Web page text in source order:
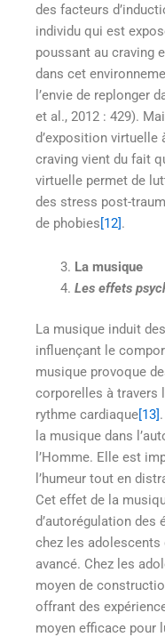
des facteurs
individu qui est
poussant au craving
dans cet
l’envie de replonger
et al., 2012 : 429).
d’exposition virtuelle
craving vient du fait
virtuelle permet de
des stress post-
de phobies[12].
La musique
Les effets
La musique induit
influençant le
musique provoque
corporelles à travers
rythme cardiaque[13]
la musique dans
l’Homme. Elle est
l’humeur tout en
Cet effet de la
d’autorégulation des
chez les adolescents
avancé. Chez les
moyen de
offrant des
moyen efficace pour